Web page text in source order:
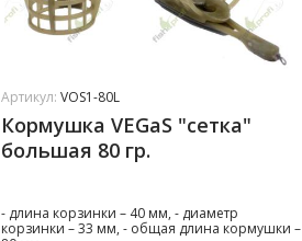
Артикул: VOS1-80L
Кормушка VEGaS "сетка"
большая 80 гр.
- длина корзинки – 40 мм, - диаметр
корзинки – 33 мм, - общая длина кормушки –